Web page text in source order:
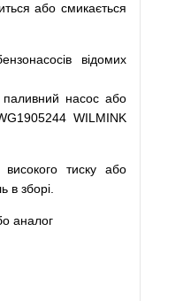
або смикається
відомих
паливний насос або
WILMINK
високого тиску
або
в зборі
аналог